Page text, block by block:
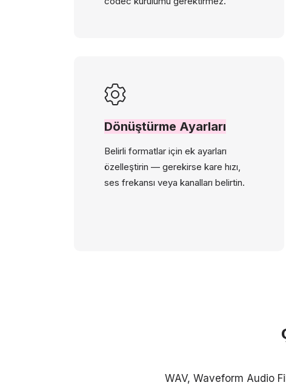
Dönüştürme Ayarları
Belirli formatlar için ek ayarları
özelleştirin — gerekirse kare hızı,
ses frekansı veya kanalları belirtin.
WAV, Waveform Audio